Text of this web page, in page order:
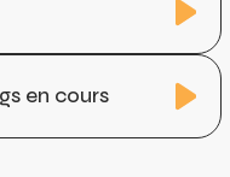
en cours